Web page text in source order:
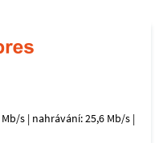
s | nahrávání: 25,6 Mb/s |